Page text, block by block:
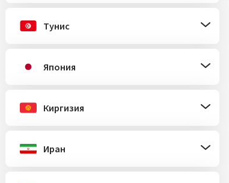
Тунис
Япония
Киргизия
Иран